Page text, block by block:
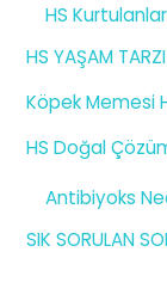
HS
HS YAŞAM TARZI
Köpek Memesi
HS Doğal
Antibiyoks
SIK SORULAN